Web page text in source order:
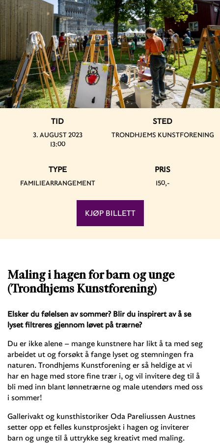
Maling i hagen for barn og unge
(Trondhjems Kunstforening)
Elsker du følelsen av sommer? Blir du inspirert av å se
lyset filtreres gjennom løvet på trærne?
Du er ikke alene – mange kunstnere har likt å ta med seg
arbeidet ut og forsøkt å fange lyset og stemningen fra
naturen. Trondhjems Kunstforening er så heldige at vi
har en hage med store fine trær i, og vil invitere deg til å
bli med inn blant lønnetrærne og male utendørs med oss
i sommer!
Gallerivakt og kunsthistoriker Oda Pareliussen Austnes
setter opp et felles kunstprosjekt i hagen og inviterer
barn og unge til å uttrykke seg kreativt med maling.
TID
3. AUGUST 2023
13:00
STED
TRONDHJEMS KUNSTFORENING
TYPE
FAMILIEARRANGEMENT
PRIS
150,-
KJØP BILLETT